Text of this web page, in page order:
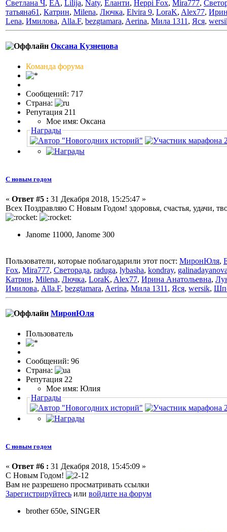
Светлана Ч, ЕА, Lilija, Naty, Еланти, Heppi Fox, Mira777,
татьяна61 , Катрин, Milena, Лючка, Elvira 9, LoraK, Alex77,
Lena, Имилова, Alla.F, bezgtamara, Aerina, Мила 1311 , Яся,
Оксана Кузнецова
Команда форума
Сообщений: 717
Страна:
Репутация 211
Мое имя: Оксана
Награды
С новым годом
« Ответ #5 : 31 Декабря 2018, 15:25:47 »
Всех Поздравляю С Новым Годом! здоровья, счастья, удачи,
Janome 11000, Janome 300
Пользователи, которые поблагодарили этот пост: МиронЮля,
Fox, Mira777, Светорада, raduga, lybasha, kondray,
Катрин, Milena, Лючка, LoraK, Alex77, Ирина Анатольевна,
Имилова, Alla.F, bezgtamara, Aerina, Мила 1311 , Яся, wersik,
МиронЮля
Пользовaтeль
Сообщений: 96
Страна:
Репутация 22
Мое имя: Юлия
Награды
С новым годом
« Ответ #6 : 31 Декабря 2018, 15:45:09 »
С Новым Годом!
Вам не разрешено просматривать ссылки
Зарегистрируйтесь или войдите на форум
brother 650e, SINGER